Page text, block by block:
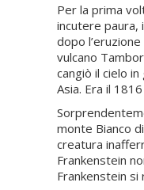
Per la prima
incutere paura,
dopo
vulcano
cangiò il cielo
Asia. Era il
monte Bianco
creatura
Frankenstein
Frankenstein